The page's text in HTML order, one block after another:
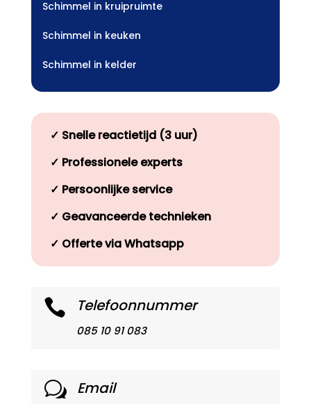
Schimmel in kruipruimte
Schimmel in keuken
Schimmel in kelder
✓ Snelle reactietijd (3 uur)
✓ Professionele experts
✓ Persoonlijke service
✓ Geavanceerde technieken
✓ Offerte via Whatsapp
 Telefoonnummer
085 10 91 083
w Email